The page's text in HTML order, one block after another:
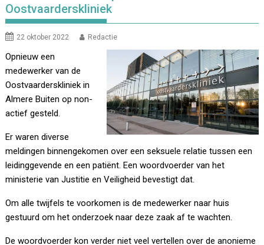
Weer medewerker op non actief
Oostvaarderskliniek
22 oktober 2022
Oostvaarderskliniek in
Almere Buiten op non-
actief gesteld.
Er waren diverse
meldingen binnengekomen over een seksuele relatie tussen een
leidinggevende en een patiënt. Een woordvoerder van het
ministerie van Justitie en Veiligheid bevestigt dat.
Om alle twijfels te voorkomen is de medewerker naar huis
gestuurd om het onderzoek naar deze zaak af te wachten.